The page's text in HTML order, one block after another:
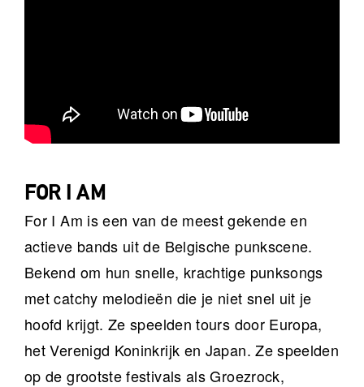
FOR I AM
For I Am is een van de meest gekende en
actieve bands uit de Belgische punkscene.
Bekend om hun snelle, krachtige punksongs
met catchy melodieën die je niet snel uit je
hoofd krijgt. Ze speelden tours door Europa,
het Verenigd Koninkrijk en Japan. Ze speelden
op de grootste festivals als Groezrock,